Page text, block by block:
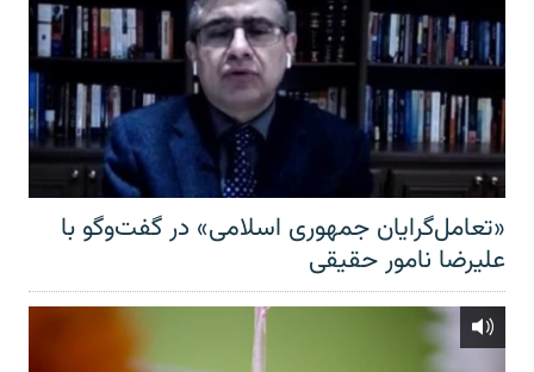
«تعامل‌گرایان جمهوری اسلامی» در گفت‌وگو با
علیرضا نامور حقیقی